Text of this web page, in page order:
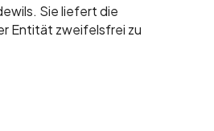
Sie liefert die
Entität zweifelsfrei zu